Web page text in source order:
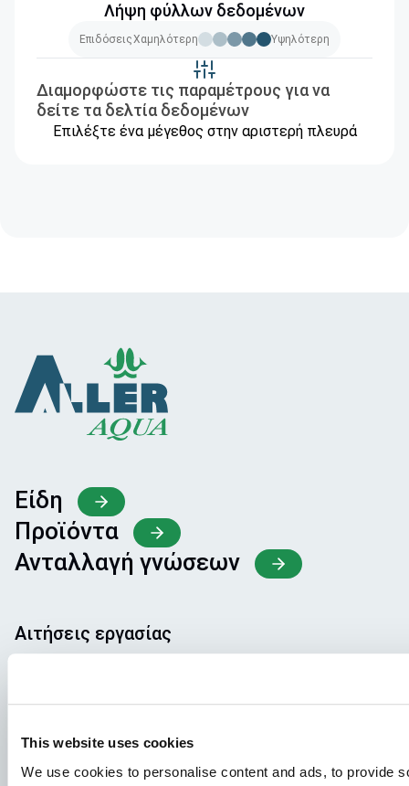
This website uses cookies
We use cookies to personalise content and ads, to provide
Λήψη φύλλων δεδομένων
ΕπιδόσειςΧαμηλότερη Υψηλότερη
Διαμορφώστε τις παραμέτρους για να
δείτε τα δελτία δεδομένων
Επιλέξτε ένα μέγεθος στην αριστερή πλευρά
Είδη
Προϊόντα
Ανταλλαγή γνώσεων
Αιτήσεις εργασίας
εργασίας για την οποία ενδιαφέρεστε. Ανυπομονούμε να
Επισκεφθείτε τις ανοιχτές θέσεις εργασίας μας